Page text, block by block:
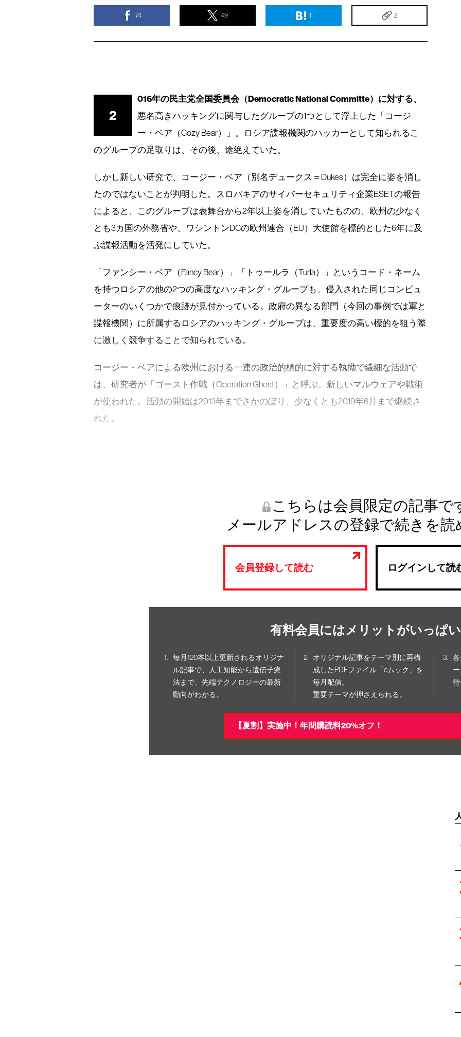
74 49 1 2
2
016年の民主党全国委員会（Democratic National Committe）に対する、
悪名高きハッキングに関与したグループの1つとして浮上した「コージ
ー・ベア（Cozy Bear）」。ロシア諜報機関のハッカーとして知られるこ
のグループの足取りは、その後、途絶えていた。
しかし新しい研究で、コージー・ベア（別名デュークス＝Dukes）は完全に姿を消し
たのではないことが判明した。スロバキアのサイバーセキュリティ企業ESETの報告
によると、このグループは表舞台から2年以上姿を消していたものの、欧州の少なく
とも3カ国の外務省や、ワシントンDCの欧州連合（EU）大使館を標的とした6年に及
ぶ諜報活動を活発にしていた。
「ファンシー・ベア（Fancy Bear）」「トゥールラ（Turla）」というコード・ネーム
を持つロシアの他の2つの高度なハッキング・グループも、侵入された同じコンピュ
ーターのいくつかで痕跡が見付かっている。政府の異なる部門（今回の事例では軍と
諜報機関）に所属するロシアのハッキング・グループは、重要度の高い標的を狙う際
に激しく競争することで知られている。
コージー・ベアによる欧州における一連の政治的標的に対する執拗で繊細な活動で
は、研究者が「ゴースト作戦（Operation Ghost）」と呼ぶ、新しいマルウェアや戦術
が使われた。活動の開始は2013年までさかのぼり、少なくとも2019年6月まで継続さ
れた。
…
こちらは会員限定の記事で
メールアドレスの登録で続きを読
会員登録して読む ログインして読
有料会員にはメリットがいっぱい
毎月120本以上更新されるオリジナ
ル記事で、人工知能から遺伝子療
法まで、先端テクノロジーの最新
動向がわかる。
オリジナル記事をテーマ別に再構
成したPDFファイル「eムック」を
毎月配信。
重要テーマが押さえられる。
待
【夏割】実施中！年間購読料20%オフ！